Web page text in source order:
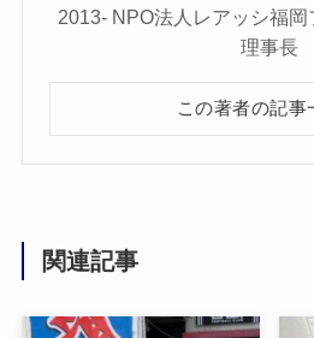
2013- NPO法人レアッシ福
理事長
この著者の記事
関連記事